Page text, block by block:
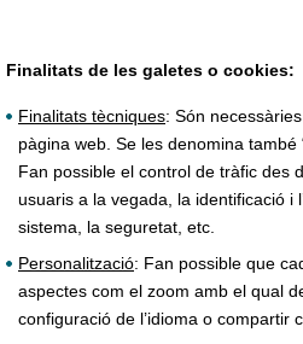
Finalitats de les galetes o cookies:
Finalitats tècniques: Són
pàgina web. Se les denomina també
Fan possible el control de tràfic des
usuaris a la vegada, la identificació i
sistema, la seguretat, etc.
Personalització: Fan possible que
aspectes com el zoom amb el qual
configuració de l’idioma o compartir